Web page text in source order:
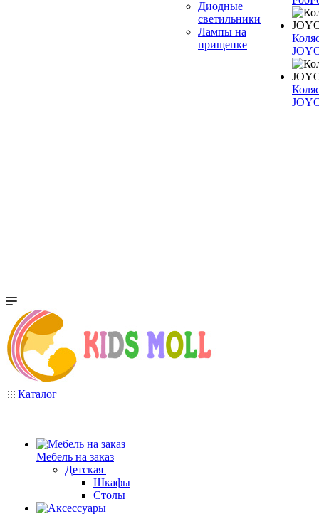
Диодные
светильники
Лампы на
прищепке
Каталог
Мебель на заказ
Детская
Шкафы
Столы